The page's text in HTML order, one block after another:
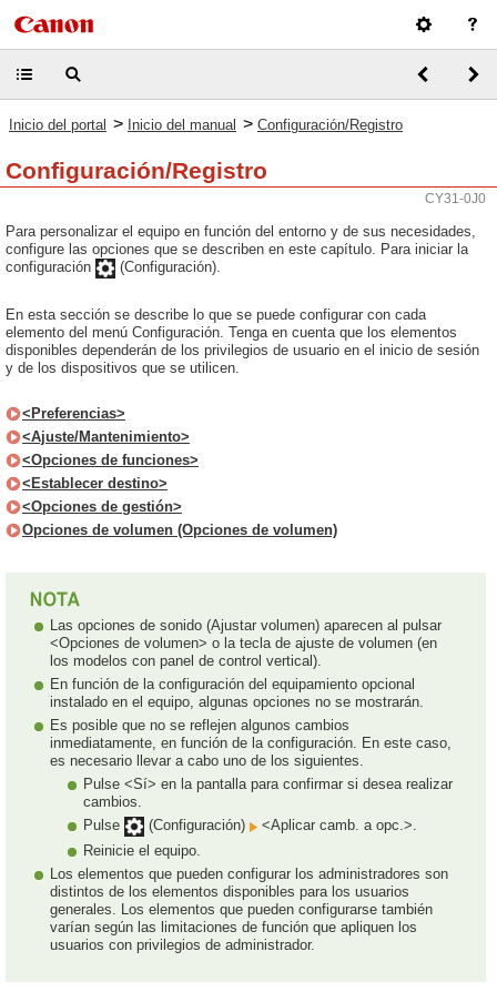
Inicio del portal > Inicio del manual > Configuración/Registro
Configuración/Registro
CY31-0J0
Para personalizar el equipo en función del entorno y de sus necesidades,
configure las opciones que se describen en este capítulo. Para iniciar la
configuración
(Configuración).
En esta sección se describe lo que se puede configurar con cada
elemento del menú Configuración. Tenga en cuenta que los elementos
disponibles dependerán de los privilegios de usuario en el inicio de sesión
y de los dispositivos que se utilicen.
<Preferencias>
<Ajuste/Mantenimiento>
<Opciones de funciones>
<Establecer destino>
<Opciones de gestión>
Opciones de volumen (Opciones de volumen)
Las opciones de sonido (Ajustar volumen) aparecen al pulsar
<Opciones de volumen> o la tecla de ajuste de volumen (en
los modelos con panel de control vertical).
En función de la configuración del equipamiento opcional
instalado en el equipo, algunas opciones no se mostrarán.
Es posible que no se reflejen algunos cambios
inmediatamente, en función de la configuración. En este caso,
es necesario llevar a cabo uno de los siguientes.
Pulse <Sí> en la pantalla para confirmar si desea realizar
cambios.
Pulse
(Configuración)
<Aplicar camb. a opc.>.
Reinicie el equipo.
Los elementos que pueden configurar los administradores son
distintos de los elementos disponibles para los usuarios
generales. Los elementos que pueden configurarse también
varían según las limitaciones de función que apliquen los
usuarios con privilegios de administrador.